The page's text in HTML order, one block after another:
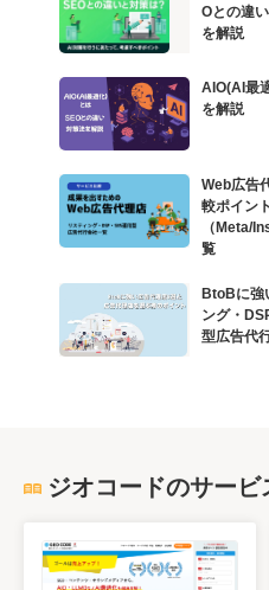
Oとの違
を解説
AIO(AI最
を解説
Web広告
較ポイン
（Meta/
覧
BtoBに強
ング・
型広告代
ジオコードのサービ